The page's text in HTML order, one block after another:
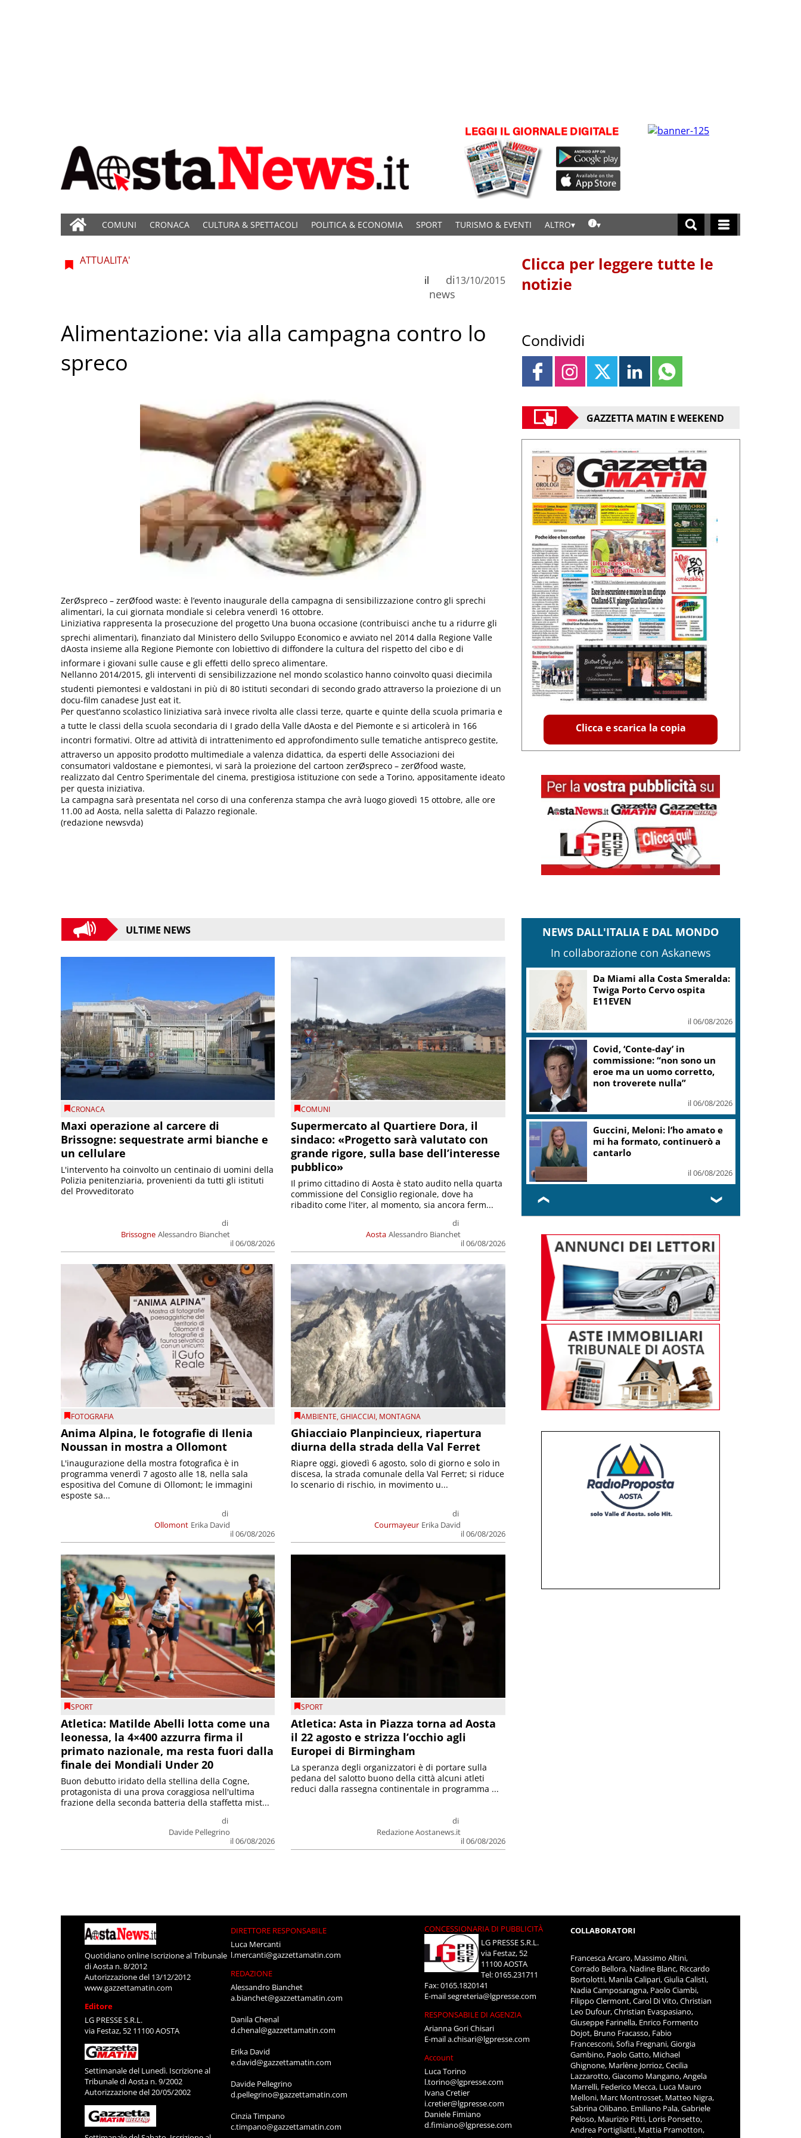
COMUNI CRONACA CULTURA & SPETTACOLI POLITICA & ECONOMIA SPORT TURISMO & EVENTI ALTRO
ATTUALITA'
di
news
il 13/10/2015
Alimentazione: via alla campagna contro lo
spreco
ZerØspreco – zerØfood waste: è l’evento inaugurale della campagna di sensibilizzazione contro gli sprechi
alimentari, la cui giornata mondiale si celebra venerdì 16 ottobre.
Liniziativa rappresenta la prosecuzione del progetto Una buona occasione (contribuisci anche tu a ridurre gli
sprechi alimentari), finanziato dal Ministero dello Sviluppo Economico e avviato nel 2014 dalla Regione Valle
dAosta insieme alla Regione Piemonte con lobiettivo di diffondere la cultura del rispetto del cibo e di
informare i giovani sulle cause e gli effetti dello spreco alimentare.
Nellanno 2014/2015, gli interventi di sensibilizzazione nel mondo scolastico hanno coinvolto quasi diecimila
studenti piemontesi e valdostani in più di 80 istituti secondari di secondo grado attraverso la proiezione di un
docu-film canadese Just eat it.
Per quest’anno scolastico liniziativa sarà invece rivolta alle classi terze, quarte e quinte della scuola primaria e
a tutte le classi della scuola secondaria di I grado della Valle dAosta e del Piemonte e si articolerà in 166
incontri formativi. Oltre ad attività di intrattenimento ed approfondimento sulle tematiche antispreco gestite,
attraverso un apposito prodotto multimediale a valenza didattica, da esperti delle Associazioni dei
consumatori valdostane e piemontesi, vi sarà la proiezione del cartoon zerØspreco – zerØfood waste,
realizzato dal Centro Sperimentale del cinema, prestigiosa istituzione con sede a Torino, appositamente ideato
per questa iniziativa.
La campagna sarà presentata nel corso di una conferenza stampa che avrà luogo giovedì 15 ottobre, alle ore
11.00 ad Aosta, nella saletta di Palazzo regionale.
(redazione newsvda)
ULTIME NEWS
CRONACA
Maxi operazione al carcere di
Brissogne: sequestrate armi bianche e
un cellulare
Brissogne
di
Alessandro Bianchet
il 06/08/2026
L'intervento ha coinvolto un centinaio di uomini della
Polizia penitenziaria, provenienti da tutti gli istituti
del Provveditorato
COMUNI
Supermercato al Quartiere Dora, il
sindaco: «Progetto sarà valutato con
grande rigore, sulla base dell’interesse
pubblico»
Aosta
di
Alessandro Bianchet
il 06/08/2026
Il primo cittadino di Aosta è stato audito nella quarta
commissione del Consiglio regionale, dove ha
ribadito come l'iter, al momento, sia ancora ferm...
FOTOGRAFIA
Anima Alpina, le fotografie di Ilenia
Noussan in mostra a Ollomont
Ollomont
di
Erika David
il 06/08/2026
L'inaugurazione della mostra fotografica è in
programma venerdì 7 agosto alle 18, nella sala
espositiva del Comune di Ollomont; le immagini
esposte sa...
AMBIENTE,GHIACCIAI, MONTAGNA
Ghiacciaio Planpincieux, riapertura
diurna della strada della Val Ferret
Courmayeur
di
Erika David
il 06/08/2026
Riapre oggi, giovedì 6 agosto, solo di giorno e solo in
discesa, la strada comunale della Val Ferret; si riduce
lo scenario di rischio, in movimento u...
SPORT
Atletica: Matilde Abelli lotta come una
leonessa, la 4×400 azzurra firma il
primato nazionale, ma resta fuori dalla
finale dei Mondiali Under 20
di
Davide Pellegrino
il 06/08/2026
Buon debutto iridato della stellina della Cogne,
protagonista di una prova coraggiosa nell'ultima
frazione della seconda batteria della staffetta mist...
SPORT
Atletica: Asta in Piazza torna ad Aosta
il 22 agosto e strizza l’occhio agli
Europei di Birmingham
di
Redazione Aostanews.it
il 06/08/2026
La speranza degli organizzatori è di portare sulla
pedana del salotto buono della città alcuni atleti
reduci dalla rassegna continentale in programma ...
Clicca per leggere tutte le
notizie
Condividi
GAZZETTA MATIN E WEEKEND
Clicca e scarica la copia
NEWS DALL'ITALIA E DAL MONDO
In collaborazione con Askanews
Da Miami alla Costa Smeralda:
Twiga Porto Cervo ospita
E11EVEN
il 06/08/2026
Covid, ‘Conte-day’ in
commissione: “non sono un
eroe ma un uomo corretto,
non troverete nulla”
il 06/08/2026
Guccini, Meloni: l’ho amato e
mi ha formato, continuerò a
cantarlo
il 06/08/2026
❮ ❯
Quotidiano online Iscrizione al Tribunale
di Aosta n. 8/2012
Autorizzazione del 13/12/2012
www.gazzettamatin.com
Editore
LG PRESSE S.R.L.
via Festaz, 52 11100 AOSTA
Settimanale del Lunedì. Iscrizione al
Tribunale di Aosta n. 9/2002
Autorizzazione del 20/05/2002
DIRETTORE RESPONSABILE
Luca Mercanti
l.mercanti@gazzettamatin.com
REDAZIONE
Alessandro Bianchet
a.bianchet@gazzettamatin.com
Danila Chenal
d.chenal@gazzettamatin.com
Erika David
e.david@gazzettamatin.com
Davide Pellegrino
d.pellegrino@gazzettamatin.com
Cinzia Timpano
c.timpano@gazzettamatin.com
CONCESSIONARIA DI PUBBLICITÀ
LG PRESSE S.R.L.
via Festaz, 52
11100 AOSTA
Tel: 0165.231711
Fax: 0165.1820141
E-mailsegreteria@lgpresse.com
RESPONSABILE DI AGENZIA
Arianna Gori Chisari
E-maila.chisari@lgpresse.com
Account
Luca Torino
l.torino@lgpresse.com
Ivana Cretier
i.cretier@lgpresse.com
Daniele Fimiano
d.fimiano@lgpresse.com
COLLABORATORI
Francesca Arcaro, Massimo Altini,
Corrado Bellora, Nadine Blanc, Riccardo
Bortolotti, Manila Calipari, Giulia Calisti,
Nadia Camposaragna, Paolo Ciambi,
Filippo Clermont, Carol Di Vito, Christian
Leo Dufour, Christian Evaspasiano,
Giuseppe Farinella, Enrico Formento
Dojot, Bruno Fracasso, Fabio
Francesconi, Sofia Fregnani, Giorgia
Gambino, Paolo Gatto, Michael
Ghignone, Marlène Jorrioz, Cecilia
Lazzarotto, Giacomo Mangano, Angela
Marrelli, Federico Mecca, Luca Mauro
Melloni, Marc Montrosset, Matteo Nigra,
Sabrina Olibano, Emiliano Pala, Gabriele
Peloso, Maurizio Pitti, Loris Ponsetto,
Andrea Portigliatti, Mattia Pramotton,